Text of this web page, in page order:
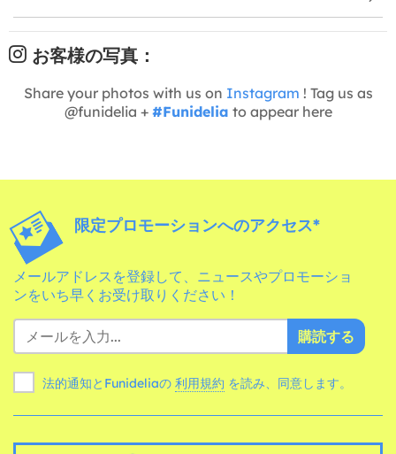
お客様の写真：
Share your photos with us on Instagram ! Tag us as
@funidelia + #Funidelia to appear here
限定プロモーションへのアクセス*
メールアドレスを登録して、ニュースやプロモーショ
ンをいち早くお受け取りください！
購読する
法的通知とFunideliaの 利用規約 を読み、同意します。